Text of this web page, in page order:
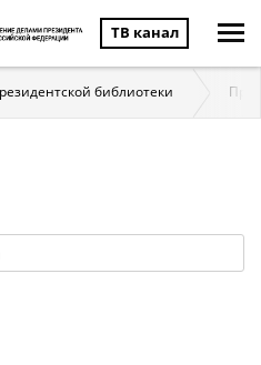
ТВ канал
библиотеки